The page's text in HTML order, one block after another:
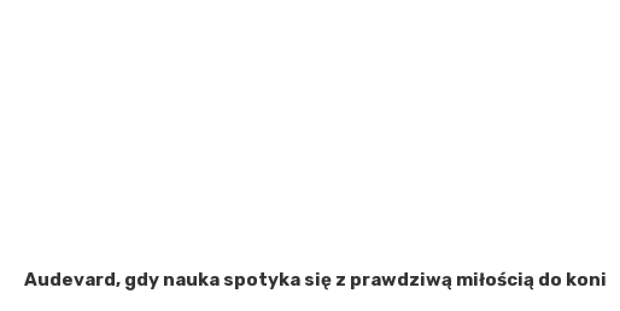
Audevard, gdy nauka spotyka się z prawdziwą miłością do koni